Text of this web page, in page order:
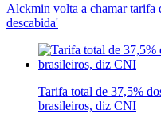
Alckmin volta a chamar tarifa
descabida'
Tarifa total de 37,5%
brasileiros, diz CNI